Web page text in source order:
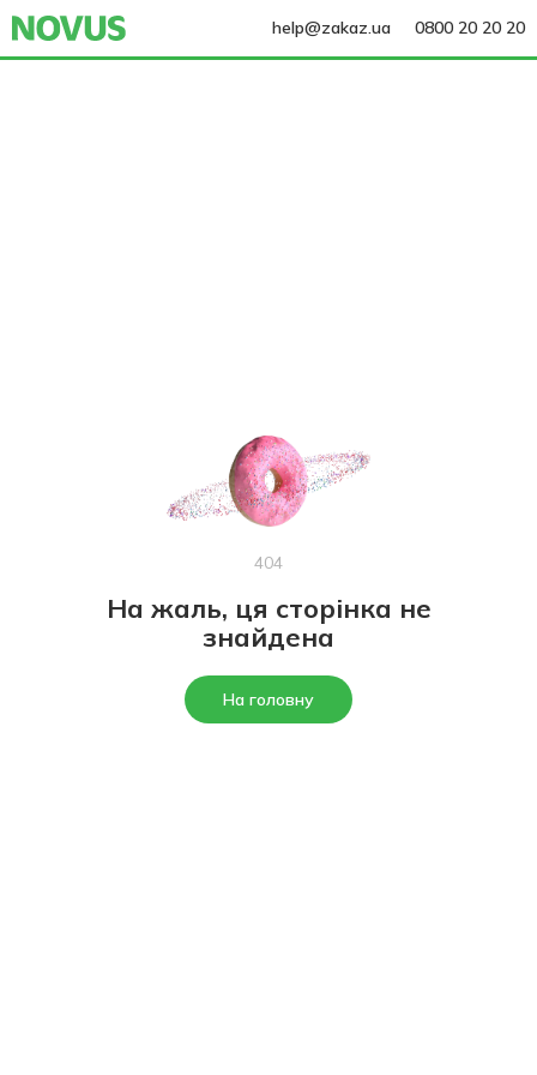
help@zakaz.ua 0800 20 20 20
404
На жаль, ця сторінка не
знайдена
На головну